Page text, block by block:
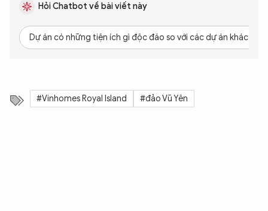
Hỏi Chatbot về bài viết này
Dự án có những tiện ích gì độc đáo so với các dự án khác?
#Vinhomes Royal Island #đảo Vũ Yên